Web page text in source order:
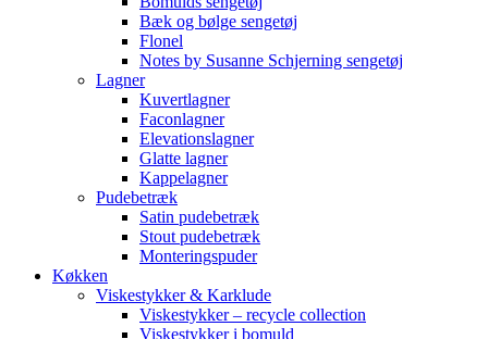
Bæk og bølge sengetøj
Flonel
Notes by Susanne Schjerning sengetøj
Lagner
Kuvertlagner
Faconlagner
Elevationslagner
Glatte lagner
Kappelagner
Pudebetræk
Satin pudebetræk
Stout pudebetræk
Monteringspuder
Køkken
Viskestykker & Karklude
Viskestykker – recycle collection
Viskestykker i bomuld